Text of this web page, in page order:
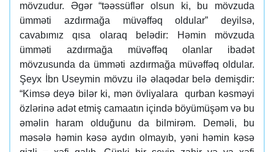
mövzudur. Əgər “təəssüflər olsun ki, bu mövzuda
ümməti azdırmağa müvəffəq oldular” deyilsə,
cavabımız qısa olaraq belədir: Həmin mövzuda
ümməti azdırmağa müvəffəq olanlar ibadət
mövzusunda da ümməti azdırmağa müvəffəq oldular.
Şeyx İbn Useymin mövzu ilə əlaqədar belə demişdir:
“Kimsə deyə bilər ki, mən övliyalara qurban kəsməyi
özlərinə adət etmiş camaatın içində böyümüşəm və bu
əməlin haram olduğunu da bilmirəm. Deməli, bu
məsələ həmin kəsə aydın olmayıb, yəni həmin kəsə